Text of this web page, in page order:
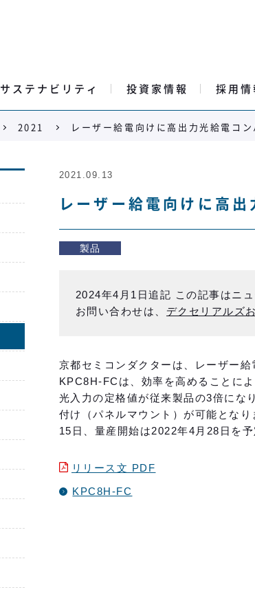
サステナビリティ 投資家情報 採用情
2021 レーザー給電向けに高出力光給電コ
レーザー給電向けに高
製品
2021.09.13
2024年4月1日追記 この記事はニ
お問い合わせは、 デクセリアルズ
京都セミコンダクターは、レーザー
KPC8H-FCは、効率を高めることに
光入力の定格値が従来製品の3倍にな
付け（パネルマウント）が可能とな
15日、量産開始は2022年4月28日を予
リリース文 PDF
KPC8H-FC